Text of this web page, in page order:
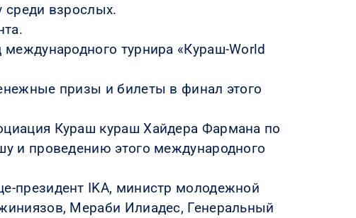
среди взрослых.
турнира «Кураш-World
призы и билеты в финал этого
Кураш кураш Хайдера Фармана по
и проведению этого международного
президент IKA, министр молодежной
Мераби Илиадес, Генеральный